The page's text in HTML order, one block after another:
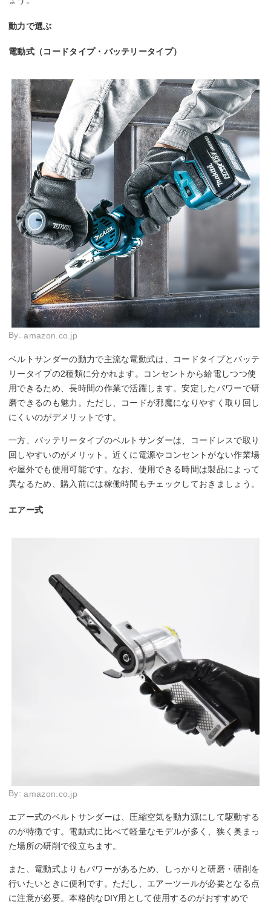
動力で選ぶ
電動式（コードタイプ・バッテリータイプ）
By:amazon.co.jp
ベルトサンダーの動力で主流な電動式は、コードタイプとバッテ
リータイプの2種類に分かれます。コンセントから給電しつつ使
用できるため、長時間の作業で活躍します。安定したパワーで研
磨できるのも魅力。ただし、コードが邪魔になりやすく取り回し
にくいのがデメリットです。
一方、バッテリータイプのベルトサンダーは、コードレスで取り
回しやすいのがメリット。近くに電源やコンセントがない作業場
や屋外でも使用可能です。なお、使用できる時間は製品によって
異なるため、購入前には稼働時間もチェックしておきましょう。
エアー式
By:amazon.co.jp
エアー式のベルトサンダーは、圧縮空気を動力源にして駆動する
のが特徴です。電動式に比べて軽量なモデルが多く、狭く奥まっ
た場所の研削で役立ちます。
また、電動式よりもパワーがあるため、しっかりと研磨・研削を
行いたいときに便利です。ただし、エアーツールが必要となる点
に注意が必要。本格的なDIY用として使用するのがおすすめで